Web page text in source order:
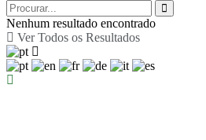
Nenhum resultado encontrado
Ver Todos os Resultados